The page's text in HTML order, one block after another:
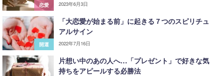
恋愛 2023年6月3日
開運
「大恋愛が始まる前」に起きる７つのスピリチュ
アルサイン
2022年7月16日
片想い中のあの人へ…「プレゼント」で好きな気
持ちをアピールする必勝法